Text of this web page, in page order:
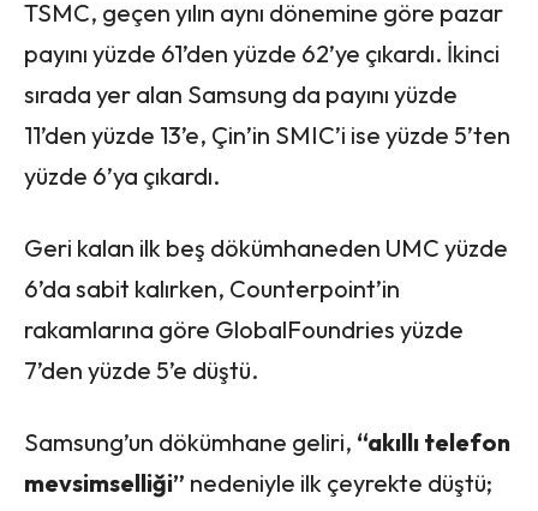
TSMC, geçen yılın aynı dönemine göre pazar
payını yüzde 61’den yüzde 62’ye çıkardı. İkinci
sırada yer alan Samsung da payını yüzde
11’den yüzde 13’e, Çin’in SMIC’i ise yüzde 5’ten
yüzde 6’ya çıkardı.
Geri kalan ilk beş dökümhaneden UMC yüzde
6’da sabit kalırken, Counterpoint’in
rakamlarına göre GlobalFoundries yüzde
7’den yüzde 5’e düştü.
Samsung’un dökümhane geliri, “akıllı telefon
mevsimselliği” nedeniyle ilk çeyrekte düştü;